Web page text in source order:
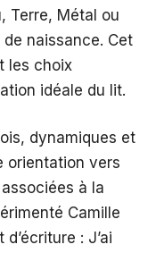
Terre, Métal ou
naissance. Cet
les choix
idéale du lit.
dynamiques et
orientation vers
à la
Camille
: J’ai